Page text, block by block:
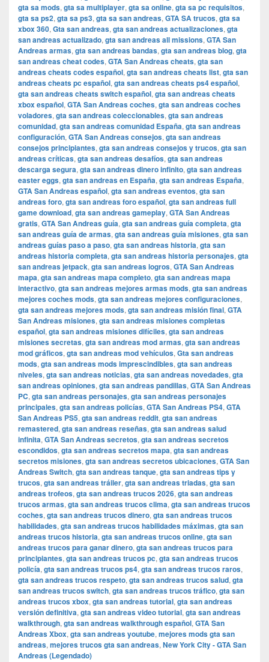
gta sa mods, gta sa multiplayer, gta sa online, gta sa pc requisitos,
gta sa ps2, gta sa ps3, gta sa san andreas, GTA SA trucos, gta sa
xbox 360, Gta san andreas, gta san andreas actualizaciones, gta
san andreas actualizado, gta san andreas all missions, GTA San
Andreas armas, gta san andreas bandas, gta san andreas blog, gta
san andreas cheat codes, GTA San Andreas cheats, gta san
andreas cheats codes español, gta san andreas cheats list, gta san
andreas cheats pc español, gta san andreas cheats ps4 español,
gta san andreas cheats switch español, gta san andreas cheats
xbox español, GTA San Andreas coches, gta san andreas coches
voladores, gta san andreas coleccionables, gta san andreas
comunidad, gta san andreas comunidad España, gta san andreas
configuración, GTA San Andreas consejos, gta san andreas
consejos principiantes, gta san andreas consejos y trucos, gta san
andreas críticas, gta san andreas desafíos, gta san andreas
descarga segura, gta san andreas dinero infinito, gta san andreas
easter eggs, gta san andreas en España, gta san andreas España,
GTA San Andreas español, gta san andreas eventos, gta san
andreas foro, gta san andreas foro español, gta san andreas full
game download, gta san andreas gameplay, GTA San Andreas
gratis, GTA San Andreas guía, gta san andreas guía completa, gta
san andreas guía de armas, gta san andreas guía misiones, gta san
andreas guías paso a paso, gta san andreas historia, gta san
andreas historia completa, gta san andreas historia personajes, gta
san andreas jetpack, gta san andreas logros, GTA San Andreas
mapa, gta san andreas mapa completo, gta san andreas mapa
interactivo, gta san andreas mejores armas mods, gta san andreas
mejores coches mods, gta san andreas mejores configuraciones,
gta san andreas mejores mods, gta san andreas misión final, GTA
San Andreas misiones, gta san andreas misiones completas
español, gta san andreas misiones difíciles, gta san andreas
misiones secretas, gta san andreas mod armas, gta san andreas
mod gráficos, gta san andreas mod vehículos, Gta san andreas
mods, gta san andreas mods imprescindibles, gta san andreas
niveles, gta san andreas noticias, gta san andreas novedades, gta
san andreas opiniones, gta san andreas pandillas, GTA San Andreas
PC, gta san andreas personajes, gta san andreas personajes
principales, gta san andreas policías, GTA San Andreas PS4, GTA
San Andreas PS5, gta san andreas reddit, gta san andreas
remastered, gta san andreas reseñas, gta san andreas salud
infinita, GTA San Andreas secretos, gta san andreas secretos
escondidos, gta san andreas secretos mapa, gta san andreas
secretos misiones, gta san andreas secretos ubicaciones, GTA San
Andreas Switch, gta san andreas tanque, gta san andreas tips y
trucos, gta san andreas tráiler, gta san andreas triadas, gta san
andreas trofeos, gta san andreas trucos 2026, gta san andreas
trucos armas, gta san andreas trucos clima, gta san andreas trucos
coches, gta san andreas trucos dinero, gta san andreas trucos
habilidades, gta san andreas trucos habilidades máximas, gta san
andreas trucos historia, gta san andreas trucos online, gta san
andreas trucos para ganar dinero, gta san andreas trucos para
principiantes, gta san andreas trucos pc, gta san andreas trucos
policía, gta san andreas trucos ps4, gta san andreas trucos raros,
gta san andreas trucos respeto, gta san andreas trucos salud, gta
san andreas trucos switch, gta san andreas trucos tráfico, gta san
andreas trucos xbox, gta san andreas tutorial, gta san andreas
versión definitiva, gta san andreas video tutorial, gta san andreas
walkthrough, gta san andreas walkthrough español, GTA San
Andreas Xbox, gta san andreas youtube, mejores mods gta san
andreas, mejores trucos gta san andreas, New York City - GTA San
Andreas (Legendado)